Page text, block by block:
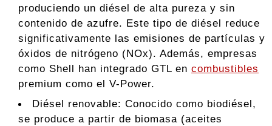
produciendo un diésel de alta pureza y sin
contenido de azufre. Este tipo de diésel reduce
significativamente las emisiones de partículas y
óxidos de nitrógeno (NOx). Además, empresas
como Shell han integrado GTL en combustibles
premium como el V-Power.
Diésel renovable: Conocido como biodiésel,
se produce a partir de biomasa (aceites